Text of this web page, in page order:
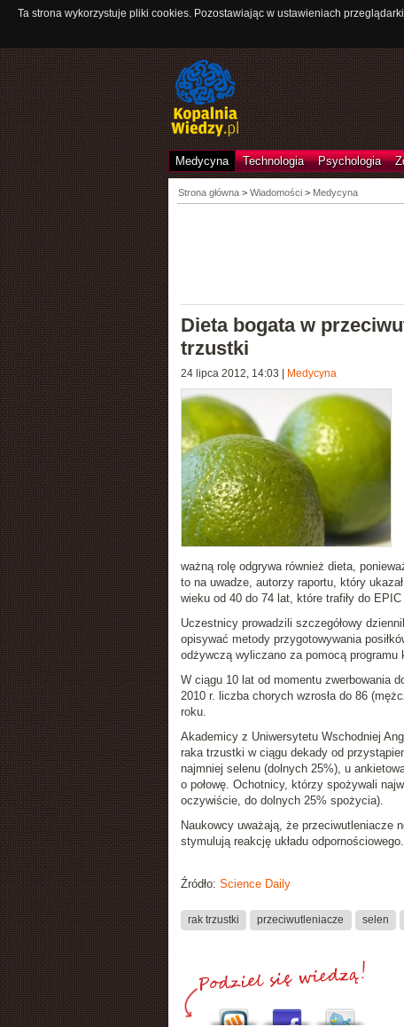
Ta strona wykorzystuje pliki cookies. Pozostawiając w ustawieniach
Medycyna Technologia Psychologia
Strona główna> Wiadomości > Medycyna
Dieta bogata w
trzustki
24 lipca 2012, 14:03 Medycyna
ważną rolę odgrywa również dieta,
to na uwadze, autorzy raportu, który
wieku od 40 do 74 lat, które trafiły do
Uczestnicy prowadzili szczegółowy
opisywać metody przygotowywania
odżywczą wyliczano za pomocą programu
W ciągu 10 lat od momentu zwerbowania
2010 r. liczba chorych wzrosła do 86
roku.
Akademicy z Uniwersytetu Wschodniej
raka trzustki w ciągu dekady od
najmniej selenu (dolnych 25%), u
o połowę. Ochotnicy, którzy spożywali
oczywiście, do dolnych 25% spożycia).
Naukowcy uważają, że przeciwutleniacze
stymulują reakcję układu odpornościowego.
Źródło: Science Daily
rak trzustki przeciwutleniacze selen